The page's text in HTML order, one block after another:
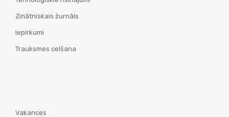
Zinātniskais žurnāls
Iepirkumi
Trauksmes celšana
Vakances